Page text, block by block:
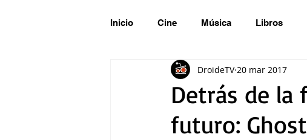
Inicio Cine Música Libros
Comparte tu talento Relatos
Gastronomía Tecnología
Detrás de la
futuro:
DroideTV 20 mar 2017